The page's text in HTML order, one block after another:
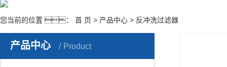
您当前的位置 ： 首 页 > 产品中心 > 反冲洗过滤器
产品中心 Product